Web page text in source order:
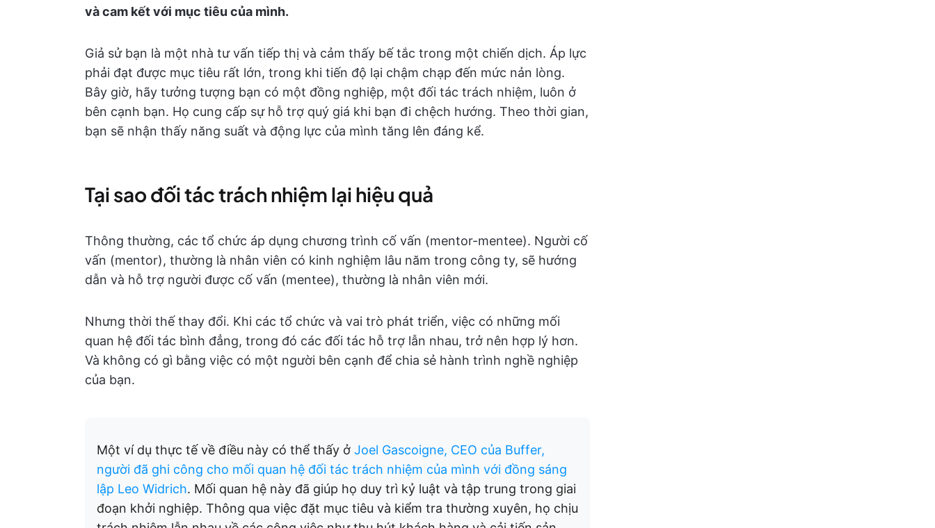
và cam kết với mục tiêu của mình.
Giả sử bạn là một nhà tư vấn tiếp thị và cảm thấy bế tắc trong một chiến dịch. Áp lực
phải đạt được mục tiêu rất lớn, trong khi tiến độ lại chậm chạp đến mức nản lòng.
Bây giờ, hãy tưởng tượng bạn có một đồng nghiệp, một đối tác trách nhiệm, luôn ở
bên cạnh bạn. Họ cung cấp sự hỗ trợ quý giá khi bạn đi chệch hướng. Theo thời gian,
bạn sẽ nhận thấy năng suất và động lực của mình tăng lên đáng kể.
Tại sao đối tác trách nhiệm lại hiệu quả
Thông thường, các tổ chức áp dụng chương trình cố vấn (mentor-mentee). Người cố
vấn (mentor), thường là nhân viên có kinh nghiệm lâu năm trong công ty, sẽ hướng
dẫn và hỗ trợ người được cố vấn (mentee), thường là nhân viên mới.
Nhưng thời thế thay đổi. Khi các tổ chức và vai trò phát triển, việc có những mối
quan hệ đối tác bình đẳng, trong đó các đối tác hỗ trợ lẫn nhau, trở nên hợp lý hơn.
Và không có gì bằng việc có một người bên cạnh để chia sẻ hành trình nghề nghiệp
của bạn.
Một ví dụ thực tế về điều này có thể thấy ở Joel Gascoigne, CEO của Buffer,
người đã ghi công cho mối quan hệ đối tác trách nhiệm của mình với đồng sáng
lập Leo Widrich. Mối quan hệ này đã giúp họ duy trì kỷ luật và tập trung trong giai
đoạn khởi nghiệp. Thông qua việc đặt mục tiêu và kiểm tra thường xuyên, họ chịu